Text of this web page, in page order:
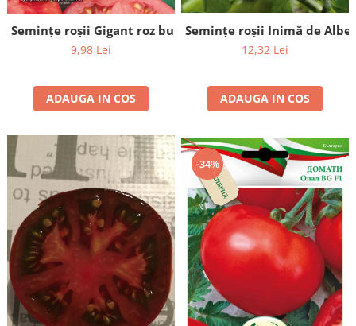
Semințe roșii Gigant roz bulgăresc - 0,2g
9,98 Lei
ADAUGA IN COS
Semințe roșii Inimă de
12,32 Lei
ADAUGA IN COS
-34%